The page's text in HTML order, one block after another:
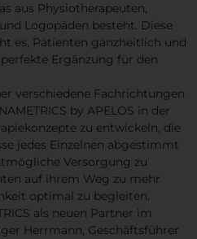
aus Physiotherapeuten,
Logopäden besteht. Diese
es, Patienten ganzheitlich und
Ergänzung für den
verschiedene Fachrichtungen
by APELOS in der
zu entwickeln, die
jedes Einzelnen abgestimmt
Versorgung zu
auf ihrem Weg zu mehr
optimal zu begleiten.
als neuen Partner im
Herrmann, Geschäftsführer